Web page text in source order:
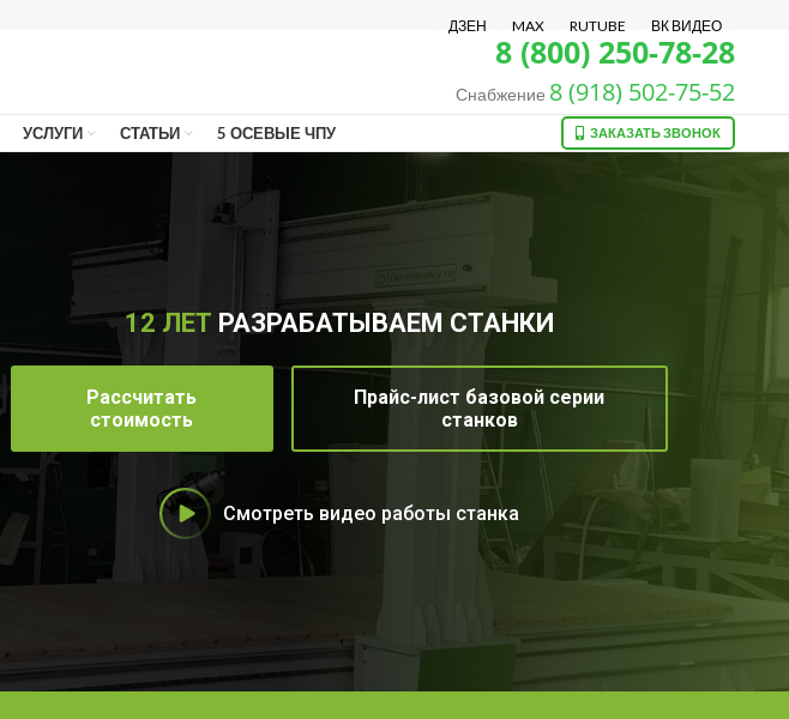
ДЗЕН MAX RUTUBE ВК ВИДЕО
8 (800) 250-78-28
Снабжение 8 (918) 502-75-52
УСЛУГИ СТАТЬИ 5 ОСЕВЫЕ ЧПУ ЗАКАЗАТЬ ЗВОНОК
12 ЛЕТ РАЗРАБАТЫВАЕМ СТАНКИ
Рассчитать
стоимость
Прайс-лист базовой серии
станков
Смотреть видео работы станка